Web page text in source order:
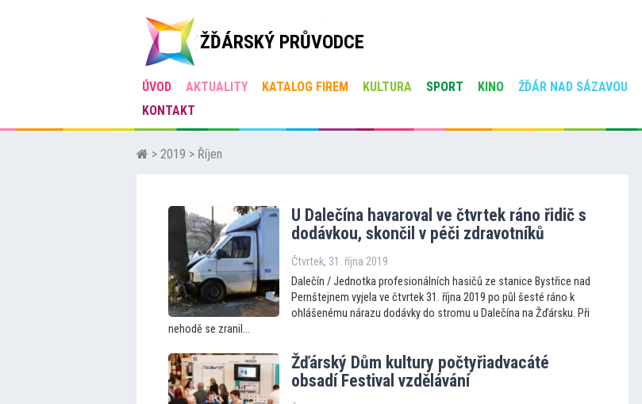
ŽĎÁRSKÝ PRŮVODCE
ÚVOD AKTUALITY KATALOG FIREM KULTURA SPORT KINO ŽĎÁR NAD SÁZAVOU
KONTAKT
> 2019 > Říjen
U Dalečína havaroval ve čtvrtek ráno řidič s
dodávkou, skončil v péči zdravotníků
Čtvrtek, 31. října 2019
Dalečín / Jednotka profesionálních hasičů ze stanice Bystřice nad
Pernštejnem vyjela ve čtvrtek 31. října 2019 po půl šesté ráno k
ohlášenému nárazu dodávky do stromu u Dalečína na Žďársku. Při
nehodě se zranil...
Žďárský Dům kultury počtyřiadvacáté
obsadí Festival vzdělávání